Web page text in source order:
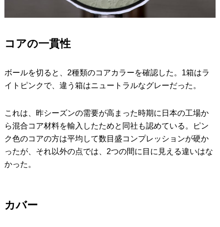
コアの一貫性
ボールを切ると、2種類のコアカラーを確認した。1箱はラ
イトピンクで、違う箱はニュートラルなグレーだった。
これは、昨シーズンの需要が高まった時期に日本の工場か
ら混合コア材料を輸入したためと同社も認めている。ピン
ク色のコアの方は平均して数目盛コンプレッションが硬か
ったが、それ以外の点では、2つの間に目に見える違いはな
かった。
カバー